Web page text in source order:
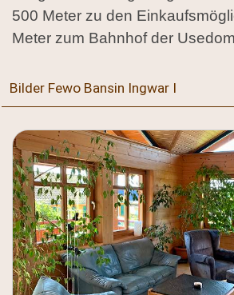
500 Meter zu den
Meter zum Bahnhof der
Bilder Fewo Bansin Ingwar I